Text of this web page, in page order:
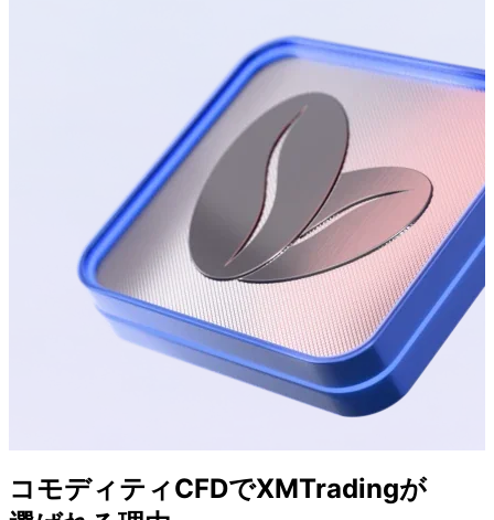
コモディティCFDでXMTradingが